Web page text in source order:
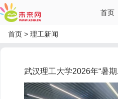
首页
首页 > 理工新闻
武汉理工大学2026年“暑